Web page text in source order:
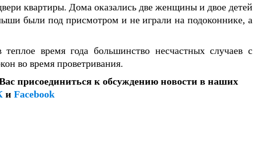
квартиры. Дома оказались две женщины и двое детей
были под присмотром и не играли на подоконнике, а
время года большинство несчастных случаев с
во время проветривания.
присоединиться к обсуждению новости в наших
и Facebook